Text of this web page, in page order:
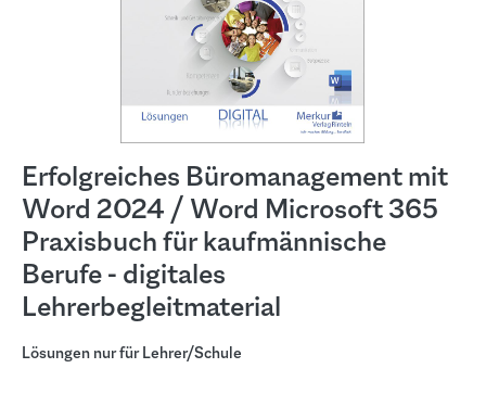
Erfolgreiches Büromanagement mit
Word 2024 / Word Microsoft 365
Praxisbuch für kaufmännische
Berufe - digitales
Lehrerbegleitmaterial
Lösungen nur für Lehrer/Schule